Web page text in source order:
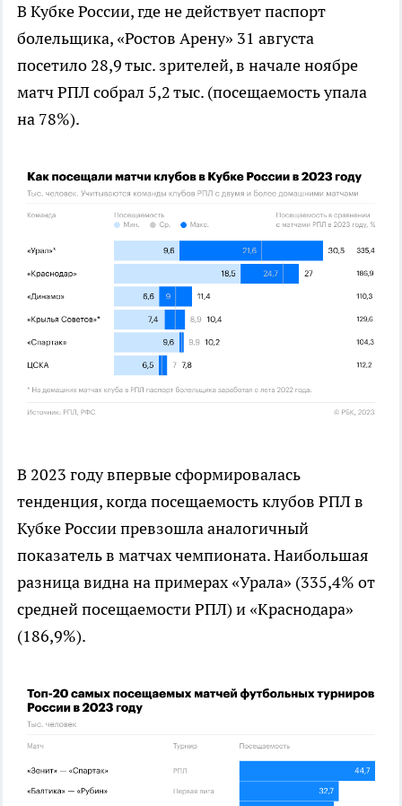
В Кубке России, где не действует паспорт
болельщика, «Ростов Арену» 31 августа
посетило 28,9 тыс. зрителей, в начале ноябре
матч РПЛ собрал 5,2 тыс. (посещаемость упала
на 78%).
В 2023 году впервые сформировалась
тенденция, когда посещаемость клубов РПЛ в
Кубке России превзошла аналогичный
показатель в матчах чемпионата. Наибольшая
разница видна на примерах «Урала» (335,4% от
средней посещаемости РПЛ) и «Краснодара»
(186,9%).